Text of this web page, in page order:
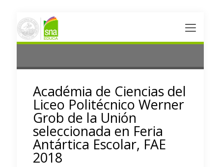
Académia de Ciencias del
Liceo Politécnico Werner
Grob de la Unión
seleccionada en Feria
Antártica Escolar, FAE
2018